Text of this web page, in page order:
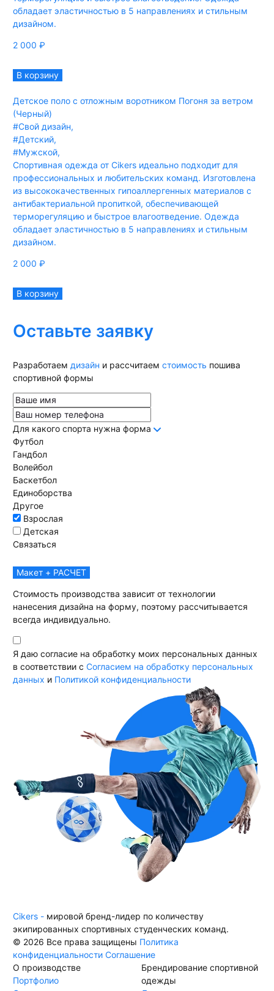
обладает эластичностью в 5 направлениях и стильным
дизайном.
2 000 ₽
В корзину
Детское поло с отложным воротником Погоня за ветром
(Черный)
#Свой дизайн,
#Детский,
#Мужской,
Спортивная одежда от Cikers идеально подходит для
профессиональных и любительских команд. Изготовлена
из высококачественных гипоаллергенных материалов с
антибактериальной пропиткой, обеспечивающей
терморегуляцию и быстрое влагоотведение. Одежда
обладает эластичностью в 5 направлениях и стильным
дизайном.
2 000 ₽
В корзину
Оставьте заявку
Разработаем дизайн и рассчитаем стоимость пошива
спортивной формы
Для какого спорта нужна форма
Футбол
Гандбол
Волейбол
Баскетбол
Единоборства
Другое
Взрослая
Детская
Связаться
Макет + РАСЧЕТ
Стоимость производства зависит от технологии
нанесения дизайна на форму, поэтому рассчитывается
всегда индивидуально.
Я даю согласие на обработку моих персональных данных
в соответствии с Согласием на обработку персональных
данных и Политикой конфиденциальности
Cikers - мировой бренд-лидер по количеству
экипированных спортивных студенческих команд.
© 2026 Все права защищены Политика
конфиденциальности Соглашение
О производстве
Портфолио
Брендирование спортивной
одежды